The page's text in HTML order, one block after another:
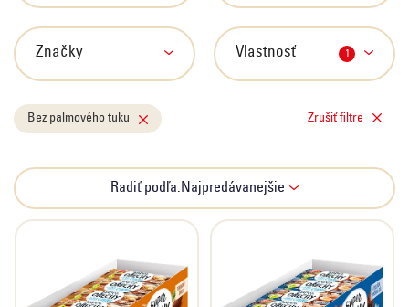
R
a
d
Radiť podľa: Najpredávanejšie
Značky Vlastnosť 1
Bez palmového tuku Zrušiť filtre
s
p
r
o
d
k
t
o